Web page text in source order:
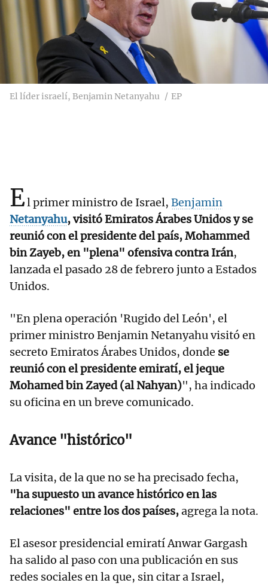
El líder israelí, Benjamin Netanyahu EP
El primer ministro de Israel, Benjamin
Netanyahu, visitó Emiratos Árabes Unidos y se
reunió con el presidente del país, Mohammed
bin Zayeb, en "plena" ofensiva contra Irán,
lanzada el pasado 28 de febrero junto a Estados
Unidos.
"En plena operación 'Rugido del León', el
primer ministro Benjamin Netanyahu visitó en
secreto Emiratos Árabes Unidos, donde se
reunió con el presidente emiratí, el jeque
Mohamed bin Zayed (al Nahyan)", ha indicado
su oficina en un breve comunicado.
Avance "histórico"
La visita, de la que no se ha precisado fecha,
"ha supuesto un avance histórico en las
relaciones" entre los dos países,agrega la nota.
El asesor presidencial emiratí Anwar Gargash
ha salido al paso con una publicación en sus
redes sociales en la que, sin citar a Israel,